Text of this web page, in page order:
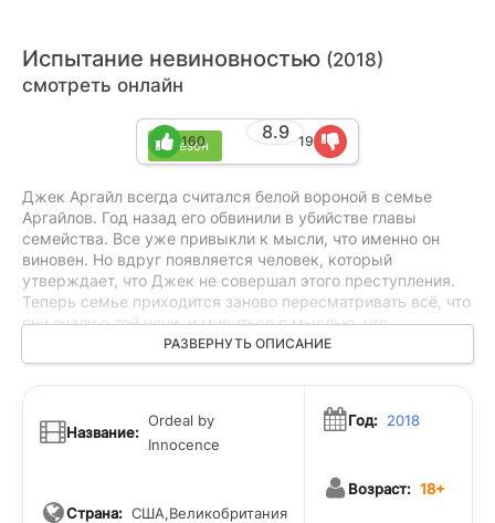
Испытание невиновностью (2018)
смотреть онлайн
1 сезон
8.9
160 19
Джек Аргайл всегда считался белой вороной в семье
Аргайлов. Год назад его обвинили в убийстве главы
семейства. Все уже привыкли к мысли, что именно он
виновен. Но вдруг появляется человек, который
утверждает, что Джек не совершал этого преступления.
Теперь семье приходится заново пересматривать всё, что
они знали о той ночи, и мириться с мыслью, что
настоящий убийца, возможно, до сих пор рядом с ними.
Каждый начинает подозревать других и боится, что
РАЗВЕРНУТЬ ОПИСАНИЕ
Название:
Ordeal by
Innocence
Страна: США,Великобритания
Год: 2018
Возраст: 18+